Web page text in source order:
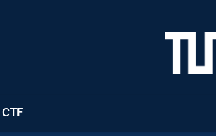
CTF